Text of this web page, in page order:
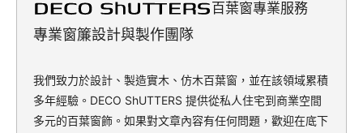
百葉窗專業服務
專業窗簾設計與製作團隊
我們致力於設計、製造實木、仿木百葉窗，並在該領域累積
多年經驗。DECO ShUTTERS 提供從私人住宅到商業空間
多元的百葉窗飾。如果對文章內容有任何問題，歡迎在底下